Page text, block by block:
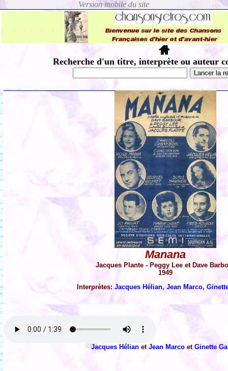
Recherche d'un titre, interprète ou auteur
Manana
Jacques Plante - Peggy Lee et Dave
1949
Interprètes: Jacques Hélian,Jean Marco,
Jacques Hélian et Jean Marco et Ginette